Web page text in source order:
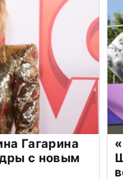
Гагарина
с новым